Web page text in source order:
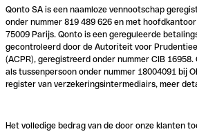
Qonto SA is een naamloze vennootschap
onder nummer 819 489 626 en met
75009 Parijs. Qonto is een gereguleerde
gecontroleerd door de Autoriteit voor
(ACPR), geregistreerd onder nummer CIB
als tussenpersoon onder nummer 18004091 bij
register van verzekeringsintermediairs, meer
Het volledige bedrag van de door onze klanten